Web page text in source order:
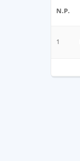
N.P.
1